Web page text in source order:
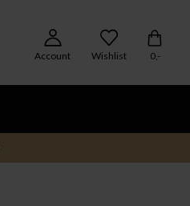
Account Wishlist 0,-